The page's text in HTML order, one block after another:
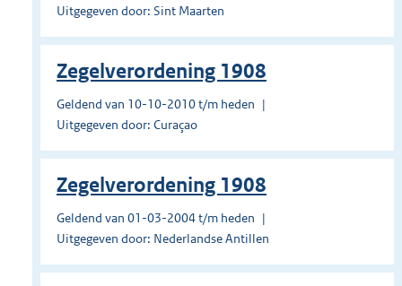
Uitgegeven door: Sint Maarten
Zegelverordening 1908
Geldend van 10-10-2010 t/m heden
Uitgegeven door: Curaçao
Zegelverordening 1908
Geldend van 01-03-2004 t/m heden
Uitgegeven door: Nederlandse Antillen